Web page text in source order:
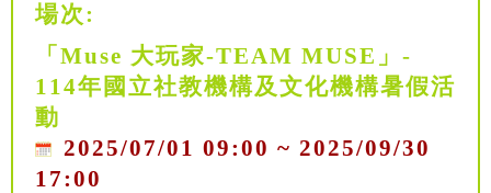
場次:
「Muse 大玩家-TEAM MUSE」-
114年國立社教機構及文化機構暑假活
動
2025/07/01 09:00 ~ 2025/09/30
17:00